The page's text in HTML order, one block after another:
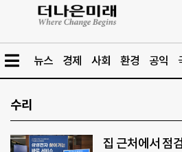
뉴스 경제 사회 환경 공익
수리
집 근처에서 점